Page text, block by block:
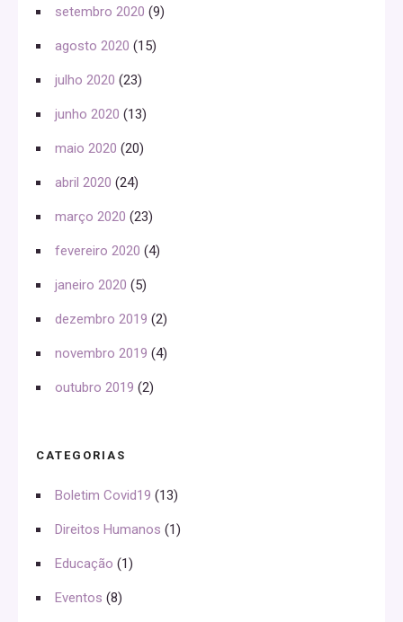
setembro 2020 (9)
agosto 2020 (15)
julho 2020 (23)
junho 2020 (13)
maio 2020 (20)
abril 2020 (24)
março 2020 (23)
fevereiro 2020 (4)
janeiro 2020 (5)
dezembro 2019 (2)
novembro 2019 (4)
outubro 2019 (2)
CATEGORIAS
Boletim Covid19 (13)
Direitos Humanos (1)
Educação (1)
Eventos (8)